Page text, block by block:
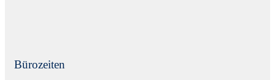
Bürozeiten